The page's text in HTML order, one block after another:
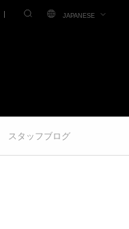
JAPANESE
スタッフブログ